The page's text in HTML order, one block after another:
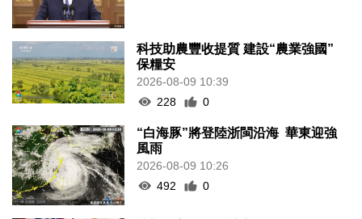
科技助農豐收提質 建設“農業強國”
保糧安
2026-08-09 10:39
228
0
“白海豚”將登陸浙閩沿海 華東迎強
風雨
2026-08-09 10:26
492
0